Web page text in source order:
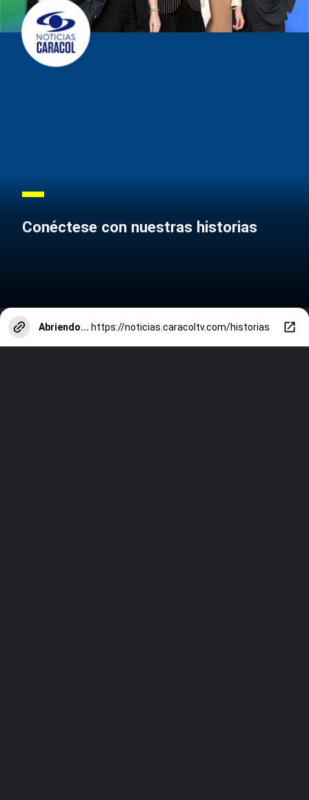
Conéctese con nuestras historias
Abriendo... https://noticias.caracoltv.com/historias